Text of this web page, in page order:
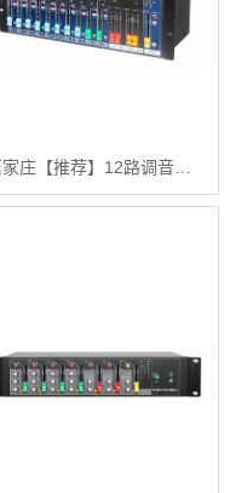
石家庄【推荐】12路调音台(机架式)【有哪些?】